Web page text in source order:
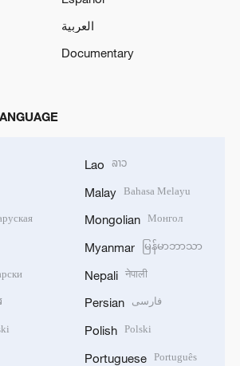
العربية
Documentary
Lao ລາວ
Malay Bahasa Melayu
Mongolian Монгол
Myanmar မြန်မာဘာသာ
Nepali नेपाली
Persian فارسی
Polish Polski
Portuguese Português